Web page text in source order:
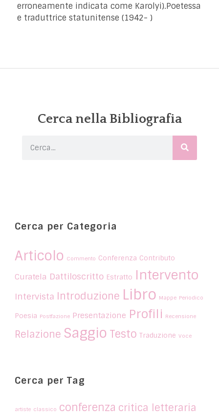
erroneamente indicata come Karolyi).Poetessa
e traduttrice statunitense (1942- )
Cerca nella Bibliografia
Cerca per Categoria
Articolo Commento Conferenza Contributo
Curatela Dattiloscritto Estratto Intervento
Intervista Introduzione Libro Mappe Periodico
Poesia Postfazione Presentazione Profili Recensione
Relazione Saggio Testo Traduzione Voce
Cerca per Tag
artiste classico conferenza critica letteraria